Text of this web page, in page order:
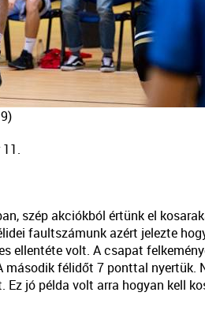
szép akciókból értünk el
faultszámunk azért jelezte
ellentéte volt. A csapat
félidőt 7 ponttal nyertük.
jó példa volt arra hogyan kell